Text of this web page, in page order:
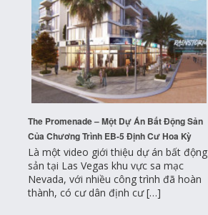
The Promenade – Một Dự Án Bất Động Sản
Của Chương Trình EB-5 Định Cư Hoa Kỳ
Là một video giới thiệu dự án bất động
sản tại Las Vegas khu vực sa mạc
Nevada, với nhiều công trình đã hoàn
thành, có cư dân định cư […]